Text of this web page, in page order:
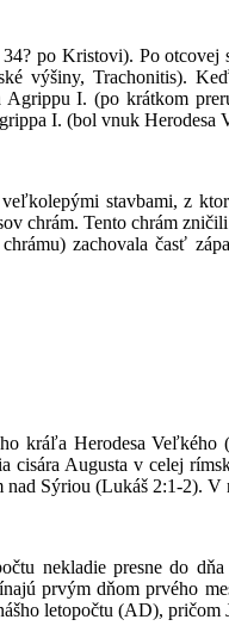
po Kristovi). Po
výšiny, Trachonitis).
Agrippu I. (po krátkom
I. (bol vnuk
stavbami, z
chrám. Tento chrám
zachovala časť
kráľa Herodesa
cisára Augusta v celej
Sýriou (Lukáš 2:1-2).
nekladie presne do
prvým dňom prvého
letopočtu (AD),